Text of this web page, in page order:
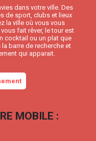
dans votre ville. Des
de sport, clubs et lieux
la ville où vous vous
fait rêver, le tour est
cocktail ou un plat que
barre de recherche et
qui apparait.
MOBILE :